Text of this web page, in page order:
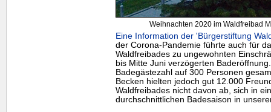
Weihnachten 2020 im Waldfreibad
Eine Information der 'Bürgerstiftung
der Corona-Pandemie führte auch für
Waldfreibades zu ungewohnten
bis Mitte Juni verzögerten
Badegästezahl auf 300 Personen
Becken hielten jedoch gut 12.000
Waldfreibades nicht davon ab, sich in
durchschnittlichen Badesaison in